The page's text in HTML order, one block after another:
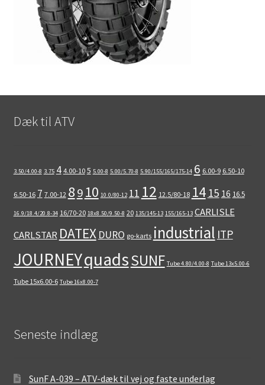
Dæk til ATV
3.50/4.00-8 3.75 4 4.00-10 5 5.00-8 5.00/5.70-8 5.90/155/165/175-14 6 6.00-9 6.50-10
6.50-16 7 7.00-12 89 10 10.0/80-12 11 12 12.5/80-18 14 15 16 16.5
16.9/18.4/20.8-34 16/70-20 18x8.50/9.50-8 20 135/145-13 155/165-13 CARLISLE
CARLSTAR DATEX DURO go-karts industrial ITP
JOURNEYquadsSUNF Tube 4.80/4.00-8 Tube 13x5.00-6
Tube 15x6.00-6 Tube 16x8.00-7
Seneste indlæg
SunF A-039 – ATV-dæk til vej og faste underlag